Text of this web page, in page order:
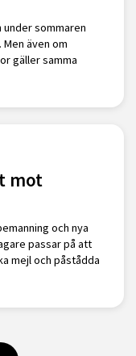
sommaren
även om
gäller samma
mot
och nya
passar på att
mejl och påstådda